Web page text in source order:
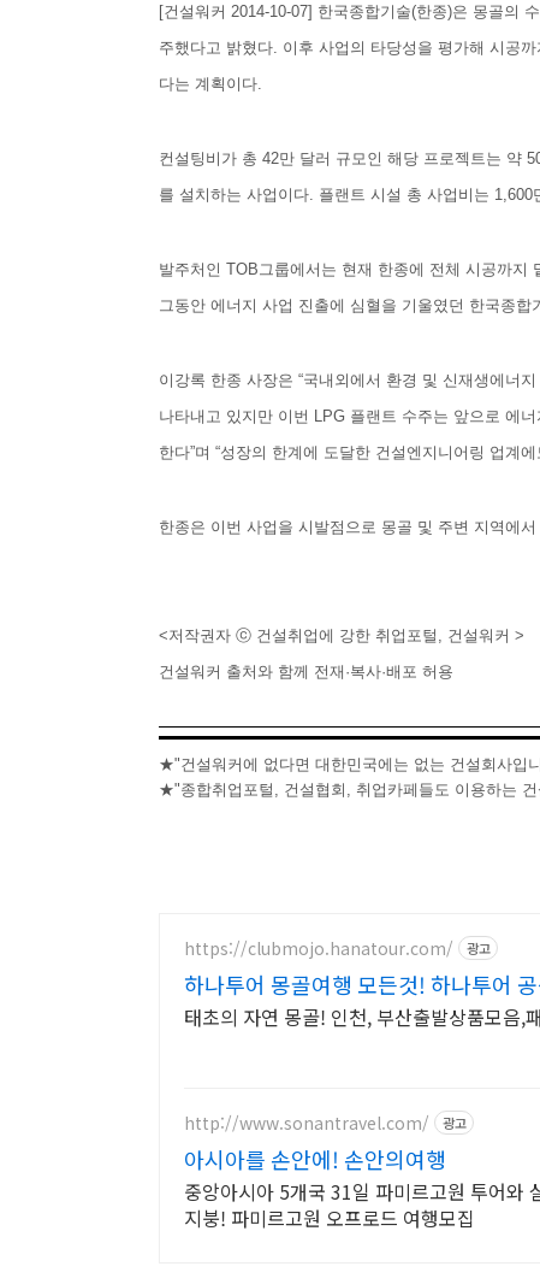
[건설워커 2014-10-07] 한국종합기술(한종)은 몽골의
주했다고 밝혔다. 이후 사업의 타당성을 평가해 시공
다는 계획이다.
컨설팅비가 총 42만 달러 규모인 해당 프로젝트는 약
를 설치하는 사업이다. 플랜트 시설 총 사업비는 1,600
발주처인 TOB그룹에서는 현재 한종에 전체 시공까
그동안 에너지 사업 진출에 심혈을 기울였던 한국종
이강록 한종 사장은 “국내외에서 환경 및 신재생에너
나타내고 있지만 이번 LPG 플랜트 수주는 앞으로 에
한다”며 “성장의 한계에 도달한 건설엔지니어링 업계
한종은 이번 사업을 시발점으로 몽골 및 주변 지역에
<저작권자 ⓒ 건설취업에 강한 취업포털, 건설워커 >
건설워커 출처와 함께 전재·복사·배포 허용
★"건설워커에 없다면 대한민국에는 없는 건설회사입
★"종합취업포털, 건설협회, 취업카페들도 이용하는
https://clubmojo.hanatour.com/ 광고
하나투어 몽골여행 모든것! 하나투어
태초의 자연 몽골! 인천, 부산출발상품모음,
http://www.sonantravel.com/ 광고
아시아를 손안에! 손안의여행
중앙아시아 5개국 31일 파미르고원 투어와
지붕! 파미르고원 오프로드 여행모집